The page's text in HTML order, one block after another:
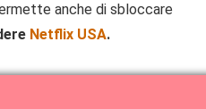
anche di sbloccare
Netflix USA.